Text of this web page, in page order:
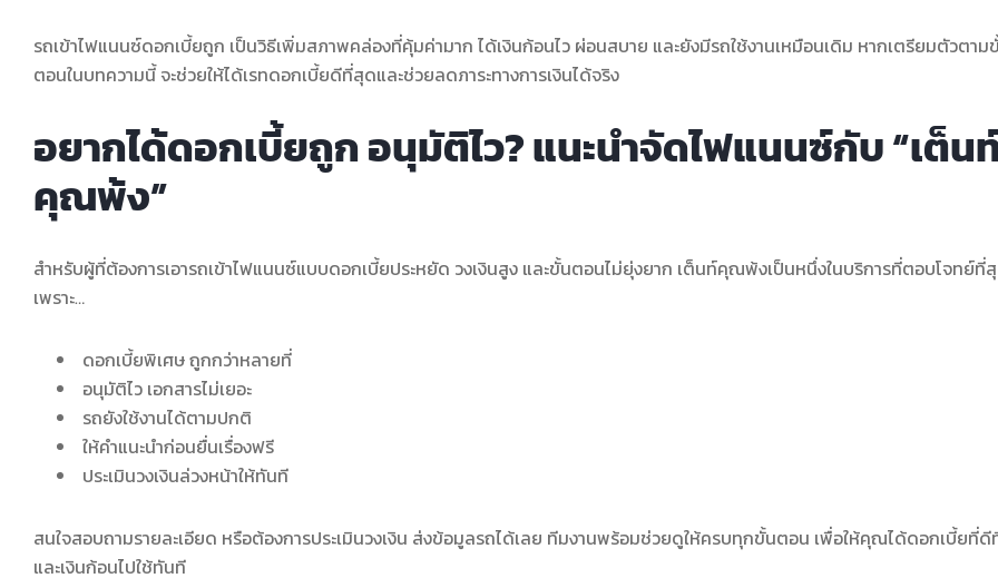
รถเข้าไฟแนนซ์ดอกเบี้ยถูก เป็นวิธีเพิ่มสภาพคล่องที่คุ้มค่ามาก ได้เงินก้อนไว ผ่อนสบาย และยังมีรถใช้งานเหมือนเดิม หากเตรียมตัวตาม
ตอนในบทความนี้ จะช่วยให้ได้เรทดอกเบี้ยดีที่สุดและช่วยลดภาระทางการเงินได้จริง
อยากได้ดอกเบี้ยถูก อนุมัติไว? แนะนำจัดไฟแนนซ์กับ “เต็น
คุณพ้ง”
สำหรับผู้ที่ต้องการเอารถเข้าไฟแนนซ์แบบดอกเบี้ยประหยัด วงเงินสูง และขั้นตอนไม่ยุ่งยาก เต็นท์คุณพ้งเป็นหนึ่งในบริการที่ตอบโจทย์ที่
เพราะ…
ดอกเบี้ยพิเศษ ถูกกว่าหลายที่
อนุมัติไว เอกสารไม่เยอะ
รถยังใช้งานได้ตามปกติ
ให้คำแนะนำก่อนยื่นเรื่องฟรี
ประเมินวงเงินล่วงหน้าให้ทันที
สนใจสอบถามรายละเอียด หรือต้องการประเมินวงเงิน ส่งข้อมูลรถได้เลย ทีมงานพร้อมช่วยดูให้ครบทุกขั้นตอน เพื่อให้คุณได้ดอกเบี้ยที่
และเงินก้อนไปใช้ทันที